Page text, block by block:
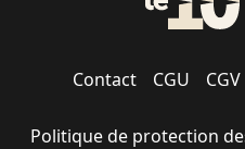
Contact CGU CGV
Politique de protection